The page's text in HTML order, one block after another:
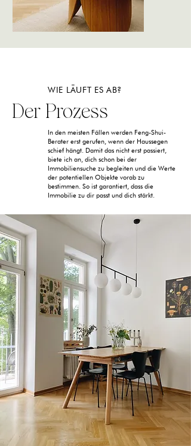
WIE LÄUFT ES AB?
In den meisten Fällen werden Feng-Shui-
Berater erst gerufen, wenn der Haussegen
schief hängt. Damit das nicht erst passiert,
biete ich an, dich schon bei der
Immobiliensuche zu begleiten und die Werte
der potentiellen Objekte vorab zu
bestimmen. So ist garantiert, dass die
Immobilie zu dir passt und dich stärkt.
Der Prozess